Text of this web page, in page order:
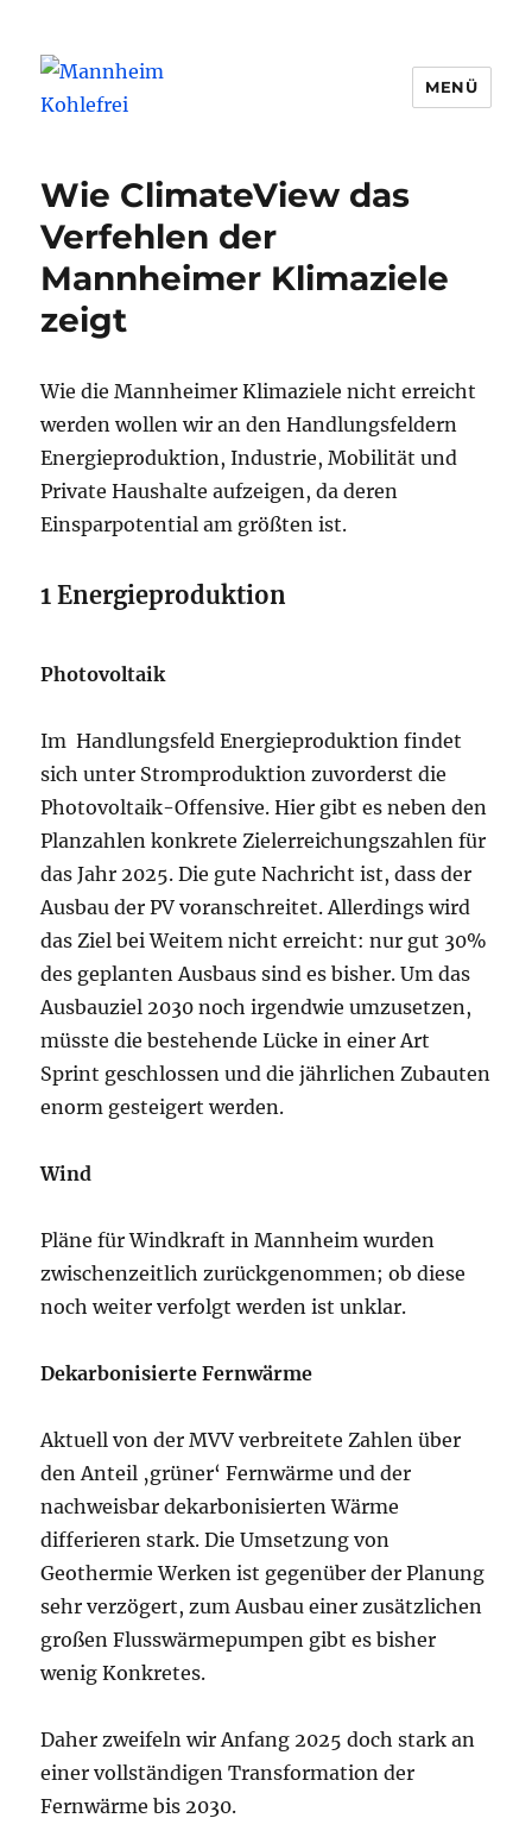
MENÜ
Wie ClimateView das
Verfehlen der
Mannheimer Klimaziele
zeigt
Wie die Mannheimer Klimaziele nicht erreicht
werden wollen wir an den Handlungsfeldern
Energieproduktion, Industrie, Mobilität und
Private Haushalte aufzeigen, da deren
Einsparpotential am größten ist.
1 Energieproduktion
Photovoltaik
Im Handlungsfeld Energieproduktion findet
sich unter Stromproduktion zuvorderst die
Photovoltaik-Offensive. Hier gibt es neben den
Planzahlen konkrete Zielerreichungszahlen für
das Jahr 2025. Die gute Nachricht ist, dass der
Ausbau der PV voranschreitet. Allerdings wird
das Ziel bei Weitem nicht erreicht: nur gut 30%
des geplanten Ausbaus sind es bisher. Um das
Ausbauziel 2030 noch irgendwie umzusetzen,
müsste die bestehende Lücke in einer Art
Sprint geschlossen und die jährlichen Zubauten
enorm gesteigert werden.
Wind
Pläne für Windkraft in Mannheim wurden
zwischenzeitlich zurückgenommen; ob diese
noch weiter verfolgt werden ist unklar.
Dekarbonisierte Fernwärme
Aktuell von der MVV verbreitete Zahlen über
den Anteil ‚grüner‘ Fernwärme und der
nachweisbar dekarbonisierten Wärme
differieren stark. Die Umsetzung von
Geothermie Werken ist gegenüber der Planung
sehr verzögert, zum Ausbau einer zusätzlichen
großen Flusswärmepumpen gibt es bisher
wenig Konkretes.
Daher zweifeln wir Anfang 2025 doch stark an
einer vollständigen Transformation der
Fernwärme bis 2030.